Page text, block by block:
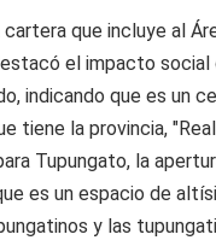
que incluye al
el impacto social
indicando que es un
tiene la provincia,
Tupungato, la
es un espacio de
y las